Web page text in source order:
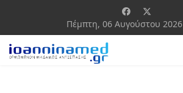
Πέμπτη, 06 Αυγούστου 2026